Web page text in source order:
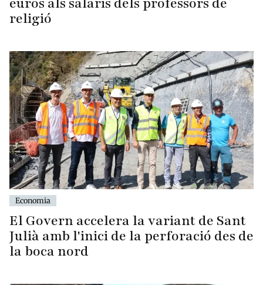
religió
Economia
El Govern accelera la variant de Sant
Julià amb l'inici de la perforació des de
la boca nord